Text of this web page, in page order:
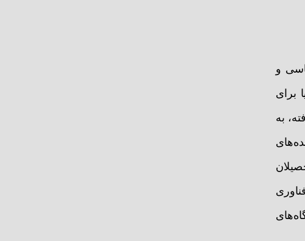
و
برای
به